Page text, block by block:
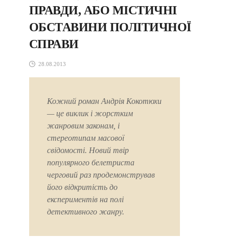
ПРАВДИ, АБО МІСТИЧНІ
ОБСТАВИНИ ПОЛІТИЧНОЇ
СПРАВИ
28.08.2013
Кожний роман Андрія Кокотюхи
— це виклик і жорстким
жанровим законам, і
стереотипам масової
свідомості. Новий твір
популярного белетриста
черговий раз продемонстрував
його відкритість до
експериментів на полі
детективного жанру.